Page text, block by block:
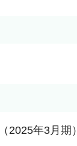
2025年3月期）